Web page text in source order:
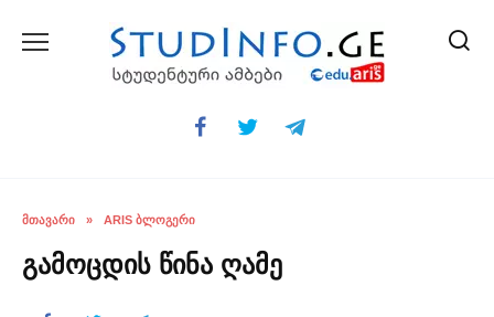
ᲛᲗᲐᲕᲐᲠᲘ » ARIS ᲑᲚᲝᲒᲔᲠᲘ
გამოცდის წინა ღამე